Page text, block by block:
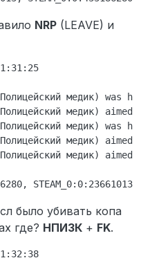
Потом во
же самый подходит и бьёт
пистолет навожусь
Потом в третий
руку на тайзере, он
того как он понял,
ним вот так бегать, он
раз и я уже достаю
на пистолет, я его
подкрепление.
я так и поступаю, но
он начинает уходить
что церемониться не
стене я накинул на него
по среди
NRP (LEAVE) и
медик)
медик)
медик)
медик)
медик)
было убивать копа
где? НПИЗК + FK.